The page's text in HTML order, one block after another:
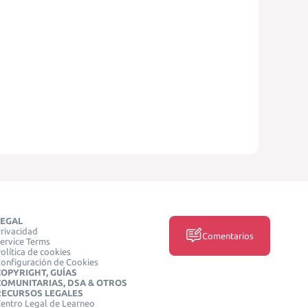
Terms
de cookies
de Cookies
GUÍAS
DSA & OTROS
LEGALES
Legal de Learneo
Comentarios